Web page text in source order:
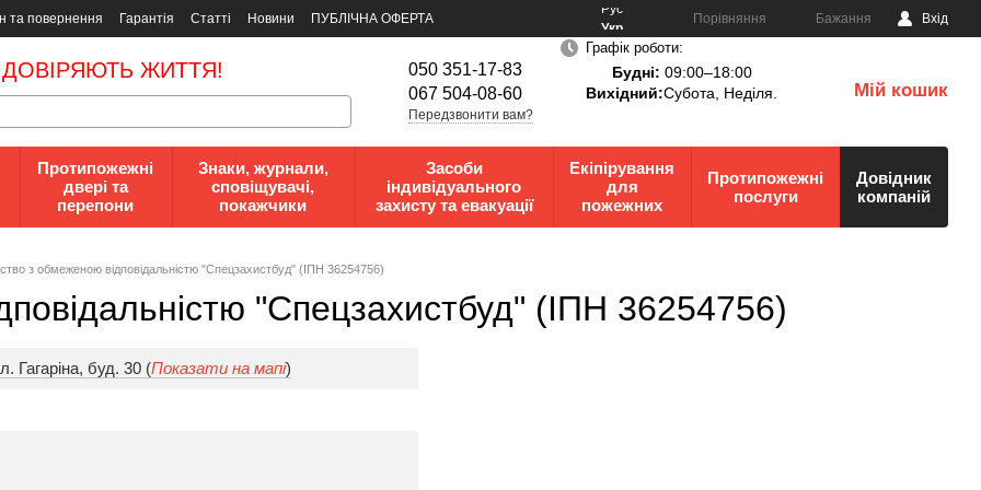
та повернення Гарантія Статті Новини
ПУБЛІЧНА ОФЕРТА
Рус
Укр
Порівняння Бажання Вхід
ЖИТТЯ!
050 351-17-83
067 504-08-60
Передзвонити вам?
Графік роботи:
Будні: 09:00–18:00
Вихідний:Субота, Неділя. Мій кошик
Протипожежні
двері та
перепони
Знаки, журнали,
сповіщувачі,
покажчики
Засоби
індивідуального
захисту та евакуації
Екіпірування
для
пожежних
Протипожежні
послуги
Довідник
компаній
з oбмeжeнoю вiдпoвiдaльнicтю "Спецзахистбуд" (ІПН 36254756)
"Спецзахистбуд" (ІПН 36254756)
Гагаріна, буд. 30 (Показати на мапі)